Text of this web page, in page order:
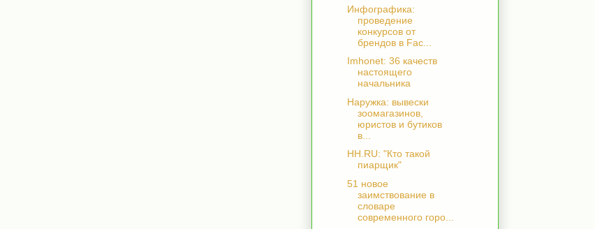
Инфографика:
проведение
конкурсов от
брендов в Fac...
Imhonet: 36 качеств
настоящего
начальника
Наружка: вывески
зоомагазинов,
юристов и бутиков
в...
HH.RU: "Кто такой
пиарщик"
51 новое
заимствование в
словаре
современного горо...